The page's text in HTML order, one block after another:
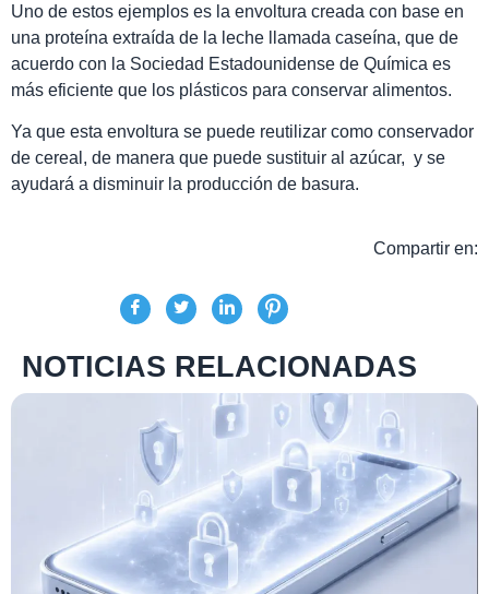
Uno de estos ejemplos es la envoltura creada con base en
una proteína extraída de la leche llamada caseína, que de
acuerdo con la Sociedad Estadounidense de Química es
más eficiente que los plásticos para conservar alimentos.
Ya que esta envoltura se puede reutilizar como conservador
de cereal, de manera que puede sustituir al azúcar, y se
ayudará a disminuir la producción de basura.
Compartir en:
NOTICIAS RELACIONADAS